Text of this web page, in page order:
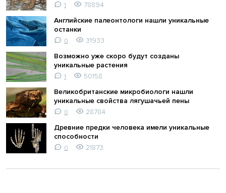
1
78894
Английские палеонтологи нашли уникальные
останки
0
31933
Возможно уже скоро будут созданы
уникальные растения
1
50158
Великобританские микробиологи нашли
уникальные свойства лягушачьей пены
0
28784
Древние предки человека имели уникальные
способности
0 21873